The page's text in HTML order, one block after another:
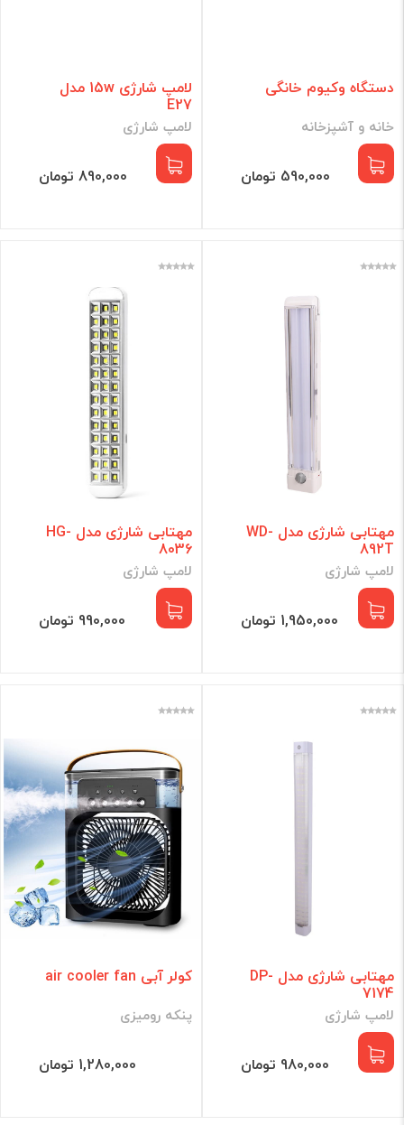
دستگاه وکیوم خانگی
خانه و آشپزخانه
590,000 تومان
لامپ شارژی 15w مدل
E27
لامپ شارژی
890,000 تومان
مهتابی شارژی مدل WD-
892T
لامپ شارژی
1,950,000 تومان
مهتابی شارژی مدل HG-
8036
لامپ شارژی
990,000 تومان
مهتابی شارژی مدل DP-
7174
لامپ شارژی
980,000 تومان
کولر آبی air cooler fan
پنکه رومیزی
1,280,000 تومان